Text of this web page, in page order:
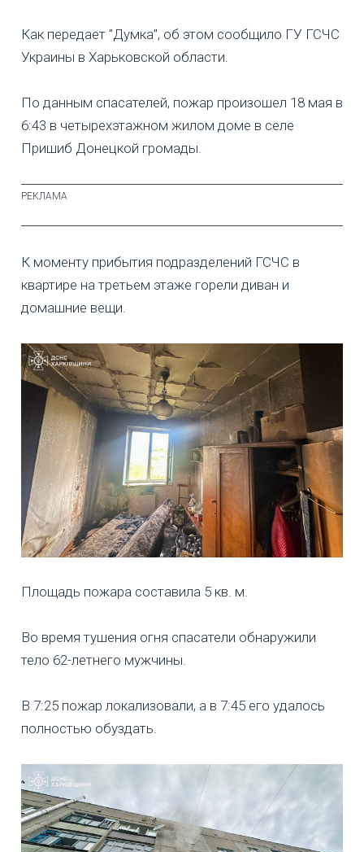
Как передает "Думка", об этом сообщило ГУ ГСЧС
Украины в Харьковской области.
По данным спасателей, пожар произошел 18 мая в
6:43 в четырехэтажном жилом доме в селе
Пришиб Донецкой громады.
К моменту прибытия подразделений ГСЧС в
квартире на третьем этаже горели диван и
домашние вещи.
Площадь пожара составила 5 кв. м.
Во время тушения огня спасатели обнаружили
тело 62-летнего мужчины.
В 7:25 пожар локализовали, а в 7:45 его удалось
полностью обуздать.